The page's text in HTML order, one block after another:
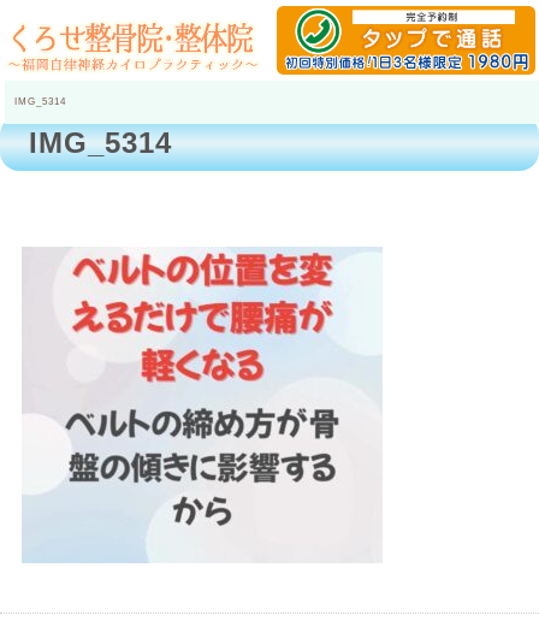
IMG_5314
IMG_5314